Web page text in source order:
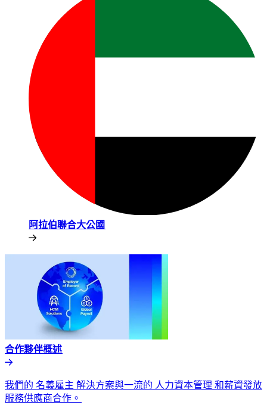
阿拉伯聯合大公國​​
合作夥伴概述​​
我們的 名義雇主 解決方案與一流的 人力資本管理 和薪資發放
服務供應商合作。​​